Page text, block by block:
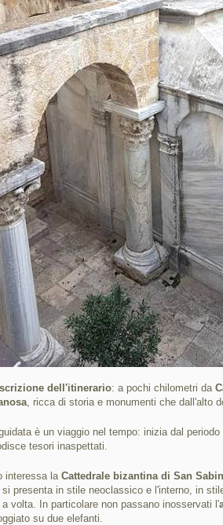
dell'itinerario: a pochi chilometri da
, ricca di storia e monumenti che dall'alto
è un viaggio nel tempo: inizia dal
tesori inaspettati.
interessa la Cattedrale bizantina di San
si presenta in stile neoclassico e l'interno, in
a volta. In particolare non passano inosservati l'
su due elefanti.